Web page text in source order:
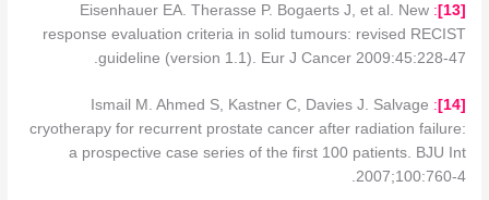
[
13
]
:
Eisenhauer EA. Therasse P. Bogaerts J, et al. New
response evaluation criteria in solid tumours: revised RECIST
guideline (version 1.1). Eur J Cancer 2009:45:228-47.
[
14
]
:
Ismail M. Ahmed S, Kastner C, Davies J. Salvage
cryotherapy for recurrent prostate cancer after radiation failure:
a prospective case series of the first 100 patients. BJU Int
2007;100:760-4.